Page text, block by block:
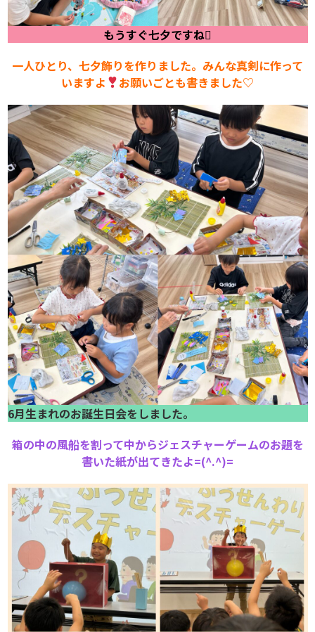
もうすぐ七夕ですね
一人ひとり、七夕飾りを作りました。みんな真剣に作って
いますよ
お願いごとも書きました♡
6月生まれのお誕生日会をしました。
箱の中の風船を割って中からジェスチャーゲームのお題を
書いた紙が出てきたよ=(^.^)=